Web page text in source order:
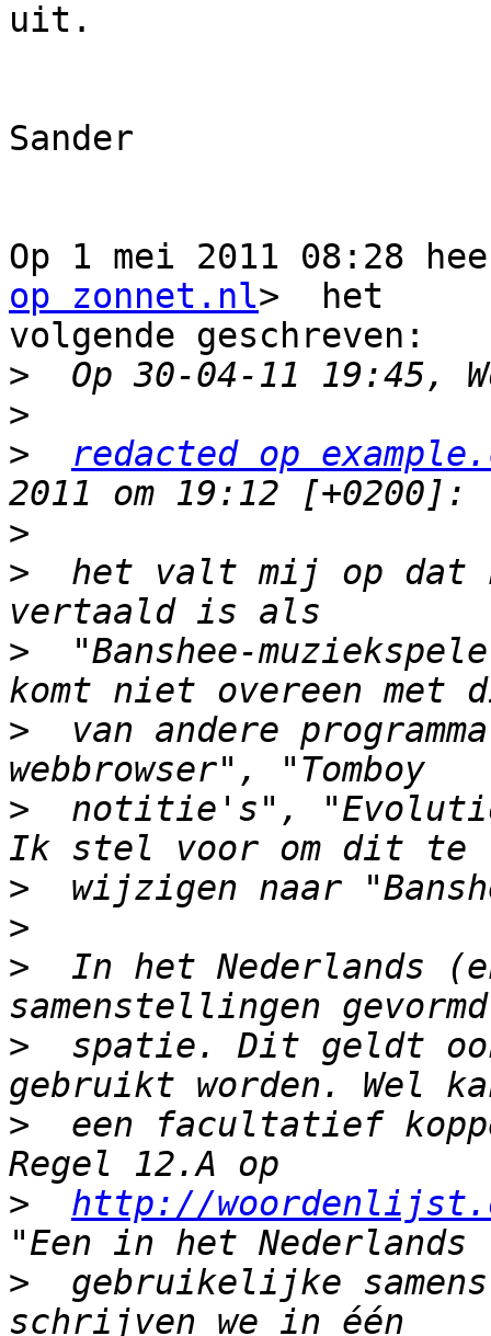
uit.
Sander
Op 1 mei 2011 08:28
op zonnet.nl>  het
volgende geschreven:
>
>
>
redacted op
>
>
het valt mij op dat
>
"Banshee-
>
van andere
>
notitie's",
>
>
>
In het Nederlands
>
spatie. Dit geldt
>
een facultatief
>
http://
>
gebruikelijke